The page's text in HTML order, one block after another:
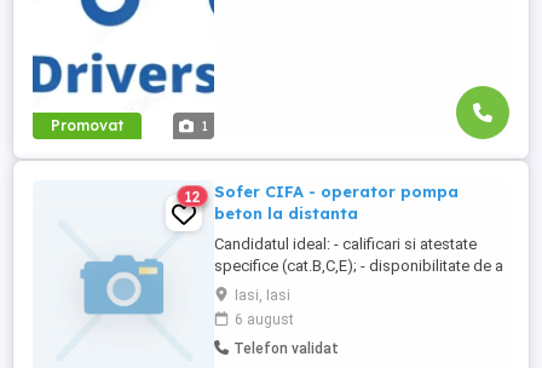
Promovat 1
12
Sofer CIFA - operator pompa
beton la distanta
Candidatul ideal: - calificari si atestate
specifice (cat.B,C,E); - disponibilitate de a
lucra norma intreaga; - personal cu abilitati
dezvoltate de comunicare; - serios,
disciplinat, implicat; Descrierea jobului:
Activitati specifice in santiere de drumuri
Iasi, Iasi
6 august
Telefon validat